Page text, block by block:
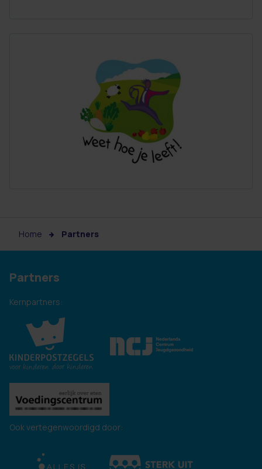
Home Partners
Partners
Kernpartners:
Ook vertegenwoordigd door: